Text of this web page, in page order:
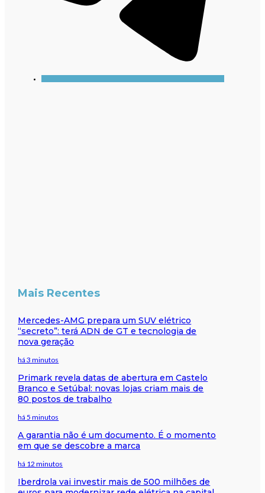
Mais Recentes
Mercedes-AMG prepara um SUV elétrico
“secreto”: terá ADN de GT e tecnologia de
nova geração
há 3 minutos
Primark revela datas de abertura em Castelo
Branco e Setúbal: novas lojas criam mais de
80 postos de trabalho
há 5 minutos
A garantia não é um documento. É o momento
em que se descobre a marca
há 12 minutos
Iberdrola vai investir mais de 500 milhões de